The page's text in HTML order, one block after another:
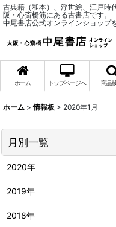
古典籍（和本）、浮世絵、江戸時
阪・心斎橋筋にある古書店です。
中尾書店公式オンラインショップ
ホーム トップページへ 商品
ホーム > 情報板 > 2020年1月
月別一覧
2020年
2019年
2018年